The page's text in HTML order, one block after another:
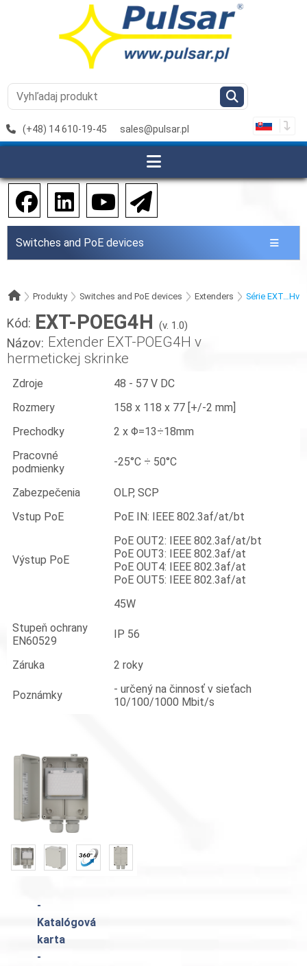
(+48) 14 610-19-45 sales@pulsar.pl
Switches and PoE devices
Produkty Switches and PoE devices Extenders Série EXT…Hv
Kód: EXT-POEG4H (v. 1.0)
Názov: Extender EXT-POEG4H v
hermetickej skrinke
Zdroje
48 - 57 V DC
Rozmery
158 x 118 x 77 [+/-2 mm]
Prechodky
2 x Φ=13÷18mm
Pracovné
podmienky
-25°C ÷ 50°C
Zabezpečenia
OLP, SCP
Vstup PoE
PoE IN: IEEE 802.3af/at/bt
Výstup PoE
PoE OUT2: IEEE 802.3af/at/bt
PoE OUT3: IEEE 802.3af/at
PoE OUT4: IEEE 802.3af/at
PoE OUT5: IEEE 802.3af/at
45W
Stupeň ochrany
EN60529
IP 56
Záruka 2 roky
Poznámky
- určený na činnosť v sieťach
10/100/1000 Mbit/s
-
Katalógová
karta
-